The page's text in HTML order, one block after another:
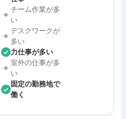
チーム作業が多
い
デスクワークが
多い
力仕事が多い
室外の仕事が多
い
固定の勤務地で
働く